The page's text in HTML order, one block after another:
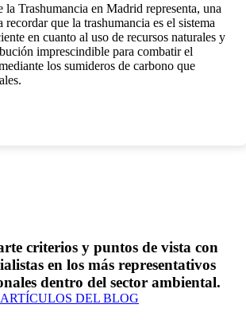
Trashumancia en Madrid representa, una
recordar que la trashumancia es el sistema
en cuanto al uso de recursos naturales y
imprescindible para combatir el
los sumideros de carbono que
criterios y puntos de vista con
en los más representativos
dentro del sector ambiental.
DEL BLOG